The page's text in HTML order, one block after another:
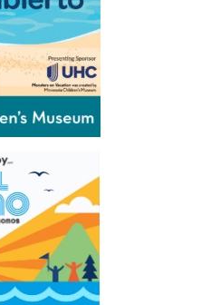
EN CONCURSOS DE
Y SALMÓN, Y DE
8, 2026
AMY KLOBUCHAR APOYO
August 8, 2026
INVESTIGA HOMICIDIO EN
August 8, 2026
MERECIDA VICTORIA EN